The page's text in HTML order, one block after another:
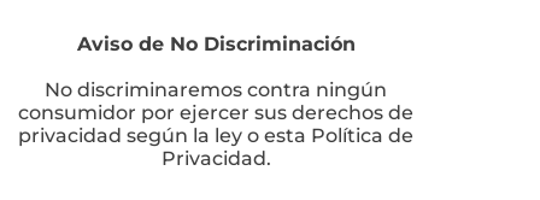
Aviso de No Discriminación
No discriminaremos contra ningún
consumidor por ejercer sus derechos de
privacidad según la ley o esta Política de
Privacidad.